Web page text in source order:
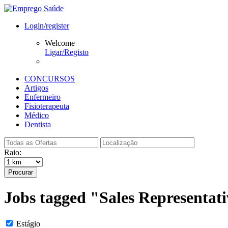
Login/register
Welcome
Ligar/Registo
CONCURSOS
Artigos
Enfermeiro
Fisioterapeuta
Médico
Dentista
Raio:
Procurar
Jobs tagged "Sales
Estágio